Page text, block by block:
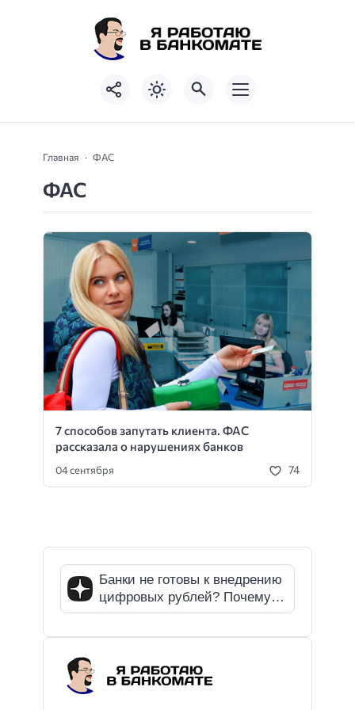
Главная ФАС
ФАС
7 способов запутать клиента. ФАС
рассказала о нарушениях банков
04 сентября 74
Банки не готовы к внедрению
цифровых рублей? Почему
СМИ ошибаются